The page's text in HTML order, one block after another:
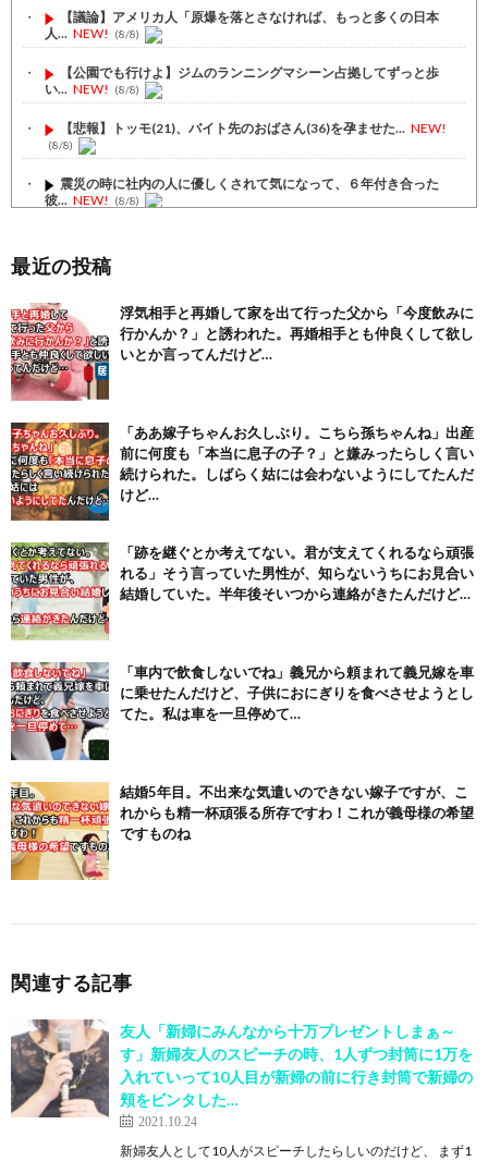
【議論】アメリカ人「原爆を落とさなければ、もっと多くの日本
人... NEW! (8/8)
【公園でも行けよ】ジムのランニングマシーン占拠してずっと歩
い... NEW! (8/8)
【悲報】トッモ(21)、バイト先のおばさん(36)を孕ませた... NEW!
(8/8)
震災の時に社内の人に優しくされて気になって、６年付き合った
彼... NEW! (8/8)
ね」... NEW!
舌を絡ませて、唾液交換して── ちゅっちゅしながらの濃厚エッ...
(7/30)
【パリピ孔明】アニオリ場面も高評価「パリピ」続編への期待が高...
【画像】テイルズで一番マ〇コ舐めまわしたい女の子ｗｗｗｗｗ
(6/22)
Powered by livedoor 相互RSS
最近の投稿
浮気相手と再婚して家を出て行った父から「今度飲みに
行かんか？」と誘われた。再婚相手とも仲良くして欲し
いとか言ってんだけど…
「ああ嫁子ちゃんお久しぶり。こちら孫ちゃんね」出産
前に何度も「本当に息子の子？」と嫌みったらしく言い
続けられた。しばらく姑には会わないようにしてたんだ
けど…
「跡を継ぐとか考えてない。君が支えてくれるなら頑張
れる」そう言っていた男性が、知らないうちにお見合い
結婚していた。半年後そいつから連絡がきたんだけど…
「車内で飲食しないでね」義兄から頼まれて義兄嫁を車
に乗せたんだけど、子供におにぎりを食べさせようとし
てた。私は車を一旦停めて…
結婚5年目。不出来な気遣いのできない嫁子ですが、こ
れからも精一杯頑張る所存ですわ！これが義母様の希望
ですものね
関連する記事
友人「新婦にみんなから十万プレゼントしまぁ～
す」新婦友人のスピーチの時、1人ずつ封筒に1万を
入れていって10人目が新婦の前に行き封筒で新婦の
頬をビンタした…
2021.10.24
新婦友人として10人がスピーチしたらしいのだけど、 まず1